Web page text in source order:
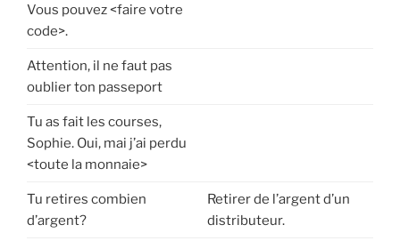
Vous pouvez <faire votre
code>.
Attention, il ne faut pas
oublier ton passeport
Tu as fait les courses,
Sophie. Oui, mai j’ai perdu
<toute la monnaie>
Tu retires combien
d’argent?
Retirer de l’argent d’un
distributeur.